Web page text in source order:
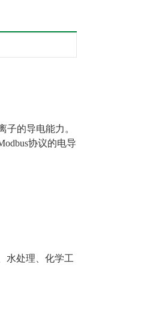
子的导电能力。
协议的电导
水处理、化学工